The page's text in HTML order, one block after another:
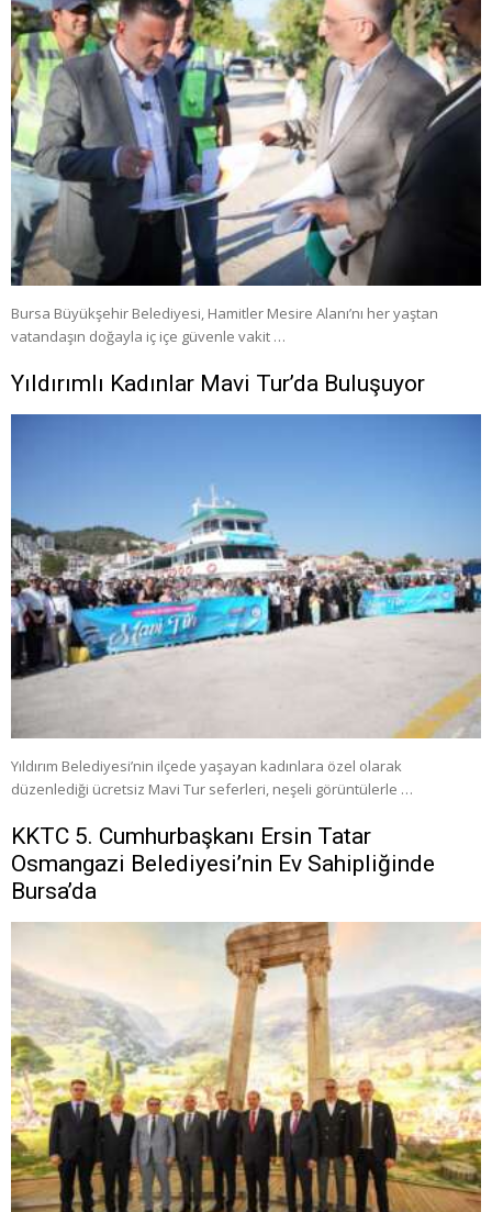
Bursa Büyükşehir Belediyesi, Hamitler Mesire Alanı’nı her yaştan
vatandaşın doğayla iç içe güvenle vakit …
Yıldırımlı Kadınlar Mavi Tur’da Buluşuyor
Yıldırım Belediyesi’nin ilçede yaşayan kadınlara özel olarak
düzenlediği ücretsiz Mavi Tur seferleri, neşeli görüntülerle …
KKTC 5. Cumhurbaşkanı Ersin Tatar
Osmangazi Belediyesi’nin Ev Sahipliğinde
Bursa’da